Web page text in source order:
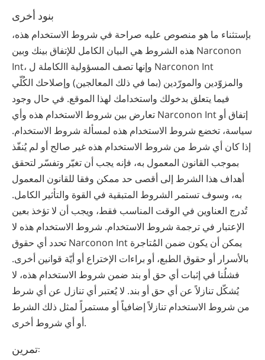
بنود أخرى
بإستثناء ما هو منصوص عليه صراحة في شروط الاستخدام هذه،
هذه الشروط هي البيان الكامل للإتفاق بينك وبين Narconon
Int، وإنها تصف المسؤولية االكاملة ل Narconon Int
والمزوّدين والمورّدين (بما في ذلك المعالجين) وإصلاحك الكُلّي
فيما يتعلق بدخولك واستخدامك لهذا الموقع. في حال وجود
تعارض بين شروط الاستخدام هذه وأي Narconon Int إتفاق أو
سياسة، تخضع شروط الاستخدام هذه لمسألة شروط الاستخدام.
إذا كان أي شرط من شروط الاستخدام هذه غير صالح أو لم يُنفّذ
بموجب القانون المعمول به، فإنه يجب أن تغيّر وتفسّر لتحقق
أهداف هذا الشرط إلى أقصى حد ممكن وفقا للقانون المعمول
به، وسوف تستمر الشروط المتبقية في القوة والتأثير الكامل.
تُدرج العناوين في الوقت المناسب فقط، ويجب أن لا تؤخذ بعين
الإعتبار في ترجمة شروط الاستخدام. شروط الاستخدام هذه لا
تحدد أي حقوق Narconon Int يمكن أن يكون ضمن المُتاجرة
بالأسرار أو حقوق الطبع، أو براءات الإختراع أو أيّة قوانين أخرى.
فشلُنا في إثبات أي حق أو بند ضمن شروط الاستخدام هذه، لا
يُشكّل تنازلاً عن أي حق أو بند. لا يُعتبر أي تنازل عن أي شرط
من شروط الاستخدام تنازلاً إضافياً أو مستمراً لمثل ذلك الشرط
أو أي شروط أخرى.
تمرين: